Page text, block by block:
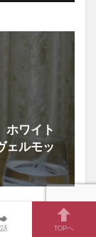
ワイト
ルモッ
Next
TOPへ